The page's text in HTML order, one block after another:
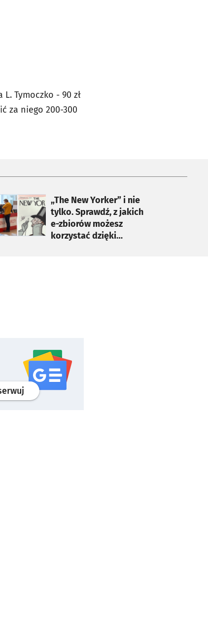
Tymoczko - 90 zł
za niego 200-300
„The New Yorker” i nie
tylko. Sprawdź, z jakich
e-zbiorów możesz
korzystać dzięki
się w nowej karcie
profilgoogle news